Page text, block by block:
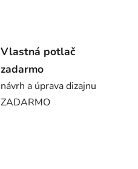
Vlastná potlač
zadarmo
návrh a úprava dizajnu
ZADARMO